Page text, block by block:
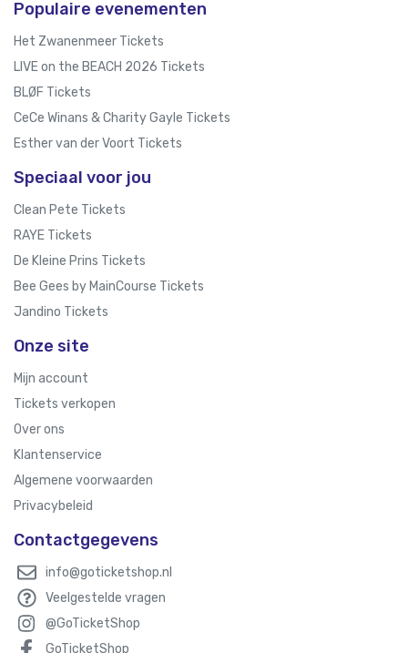
Populaire evenementen
Het Zwanenmeer Tickets
LIVE on the BEACH 2026 Tickets
BLØF Tickets
CeCe Winans & Charity Gayle Tickets
Esther van der Voort Tickets
Speciaal voor jou
Clean Pete Tickets
RAYE Tickets
De Kleine Prins Tickets
Bee Gees by MainCourse Tickets
Jandino Tickets
Onze site
Mijn account
Tickets verkopen
Over ons
Klantenservice
Algemene voorwaarden
Privacybeleid
Contactgegevens
info@goticketshop.nl
Veelgestelde vragen
@GoTicketShop
GoTicketShop